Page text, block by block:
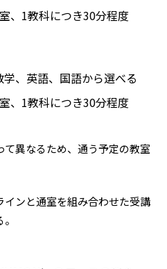
、1教科につき30分程度
、英語、国語から選べる
、1教科につき30分程度
異なるため、通う予定の教室
インと通室を組み合わせた受講